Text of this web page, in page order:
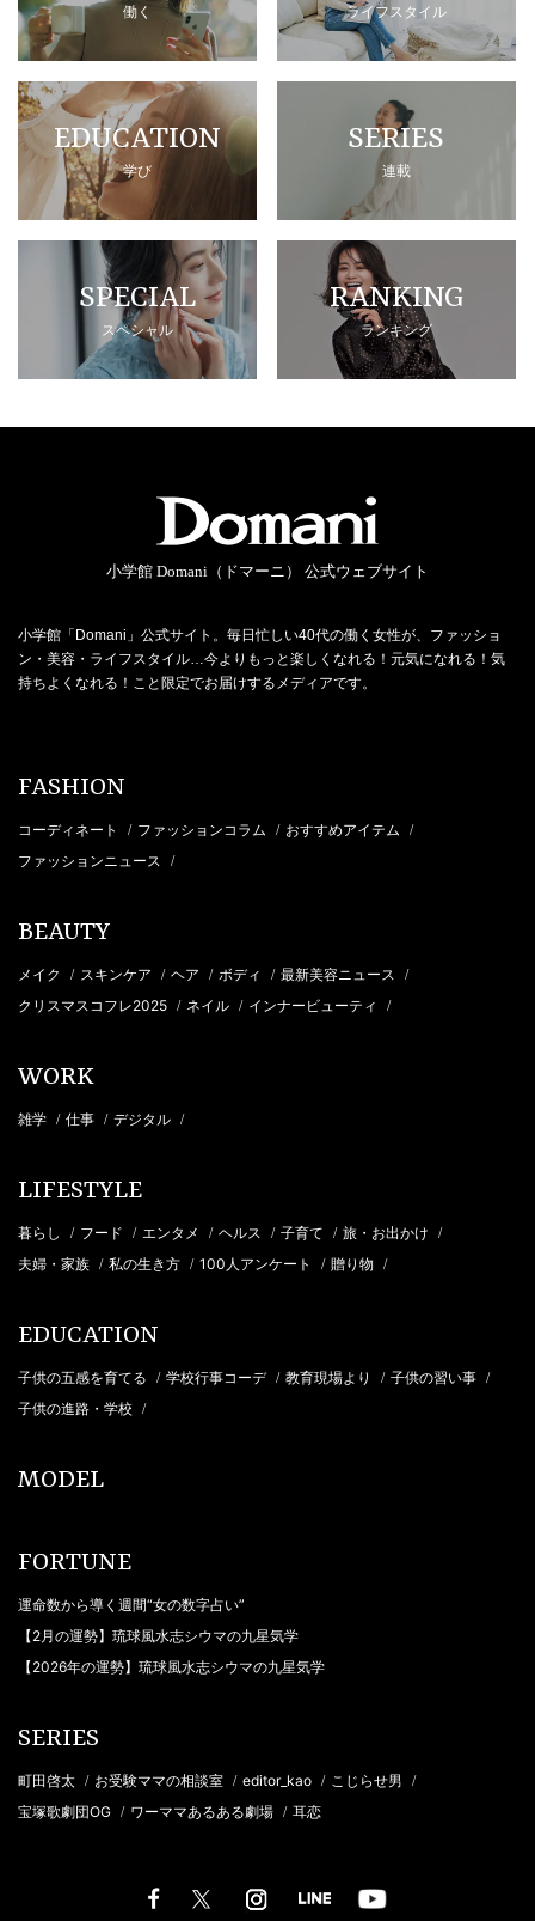
働く ライフスタイル
EDUCATION
学び
SERIES
連載
SPECIAL
スペシャル
RANKING
ランキング
小学館 Domani（ドマーニ） 公式ウェブサイト
小学館「Domani」公式サイト。毎日忙しい40代の働く女性が、ファッショ
ン・美容・ライフスタイル…今よりもっと楽しくなれる！元気になれる！気
持ちよくなれる！こと限定でお届けするメディアです。
FASHION
コーディネート / ファッションコラム / おすすめアイテム /
ファッションニュース /
BEAUTY
メイク / スキンケア / ヘア / ボディ / 最新美容ニュース /
クリスマスコフレ2025 / ネイル / インナービューティ /
WORK
雑学 / 仕事 / デジタル /
LIFESTYLE
暮らし / フード / エンタメ / ヘルス / 子育て / 旅・お出かけ /
夫婦・家族 / 私の生き方 / 100人アンケート / 贈り物 /
EDUCATION
子供の五感を育てる / 学校行事コーデ / 教育現場より / 子供の習い事 /
子供の進路・学校 /
MODEL
FORTUNE
運命数から導く週間“女の数字占い”
【2月の運勢】琉球風水志シウマの九星気学
【2026年の運勢】琉球風水志シウマの九星気学
SERIES
町田啓太 / お受験ママの相談室 / editor_kao / こじらせ男 /
宝塚歌劇団OG / ワーママあるある劇場 / 耳恋